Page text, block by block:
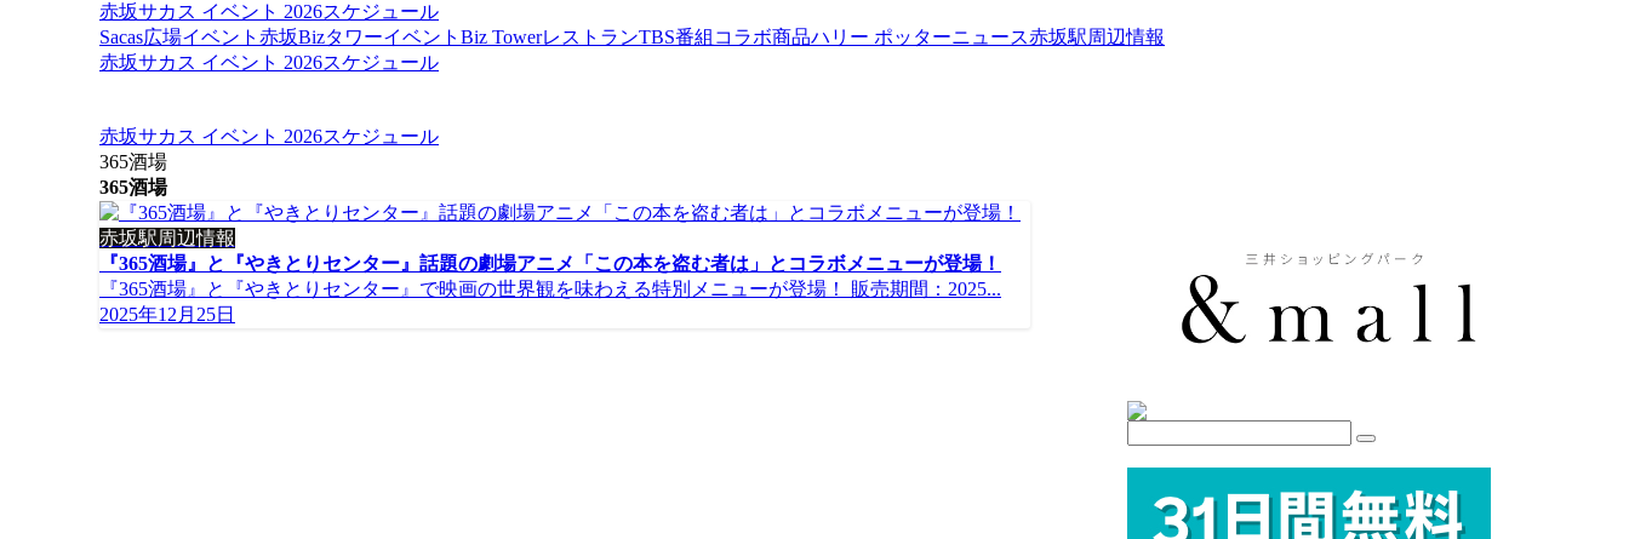
赤坂サカス イベント 2026スケジュール
Sacas広場イベント 赤坂Bizタワーイベント Biz TowerレストランTBS番組コラボ商品ハリー ポッターニュース赤坂駅周辺情報
赤坂サカス イベント 2026スケジュール
赤坂サカス イベント 2026スケジュール
365酒場
365酒場
赤坂駅周辺情報
『365酒場』と『やきとりセンター』話題の劇場アニメ「この本を盗む者は」とコラボメニューが登場！
『365酒場』と『やきとりセンター』で映画の世界観を味わえる特別メニューが登場！ 販売期間：2025...
2025年12月25日